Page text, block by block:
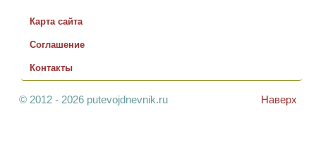
Карта сайта
Соглашение
Контакты
Наверх
© 2012 - 2026 putevojdnevnik.ru